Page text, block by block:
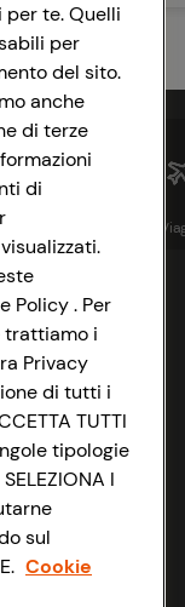
te. Quelli
per
del sito.
anche
di terze
di
Policy . Per
trattiamo i
Privacy
di tutti i
TUTTI
tipologie
I
sul
Cookie